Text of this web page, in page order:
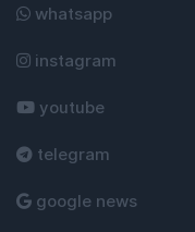
whatsapp
instagram
youtube
telegram
google news